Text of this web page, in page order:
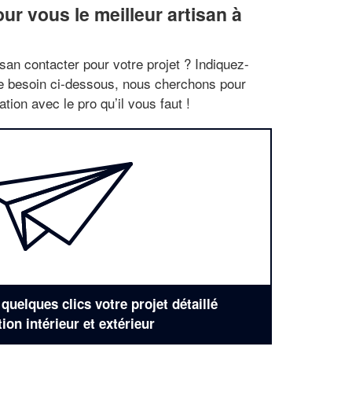
vous le meilleur artisan à
contacter pour votre projet ? Indiquez-
besoin ci-dessous, nous cherchons pour
avec le pro qu’il vous faut !
clics votre projet détaillé
intérieur et extérieur